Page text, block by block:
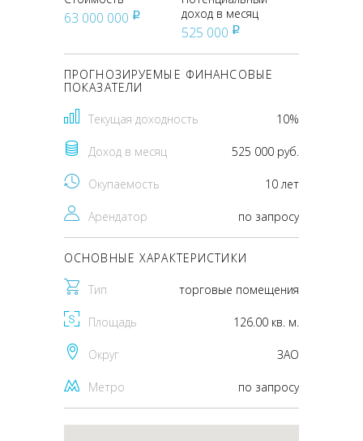
63 000 000 pуб
доход в месяц
525 000 pуб
ПРОГНОЗИРУЕМЫЕ ФИНАНСОВЫЕ
ПОКАЗАТЕЛИ
Текущая доходность 10%
Доход в месяц 525 000 руб.
Окупаемость 10 лет
Арендатор по запросу
ОСНОВНЫЕ ХАРАКТЕРИСТИКИ
Тип торговые помещения
Площадь 126.00 кв. м.
Округ ЗАО
Метро по запросу